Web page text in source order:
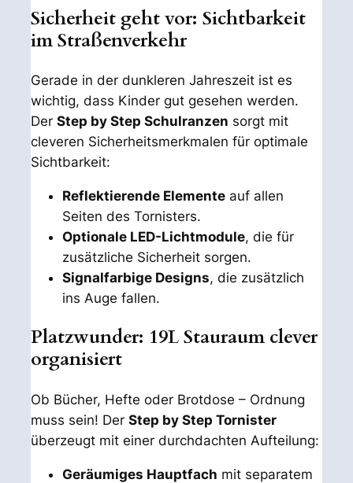
Sicherheit geht vor: Sichtbarkeit
im Straßenverkehr
Gerade in der dunkleren Jahreszeit ist es
wichtig, dass Kinder gut gesehen werden.
DerStep by Step Schulranzen sorgt mit
cleveren Sicherheitsmerkmalen für optimale
Sichtbarkeit:
Reflektierende Elemente auf allen
Seiten des Tornisters.
Optionale LED-Lichtmodule, die für
zusätzliche Sicherheit sorgen.
Signalfarbige Designs, die zusätzlich
ins Auge fallen.
Platzwunder: 19L Stauraum clever
organisiert
Ob Bücher, Hefte oder Brotdose – Ordnung
muss sein! DerStep by Step Tornister
überzeugt mit einer durchdachten Aufteilung:
Geräumiges Hauptfach mit separatem